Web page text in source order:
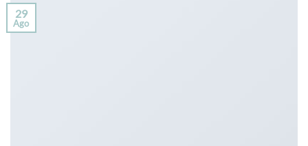
29
Ago